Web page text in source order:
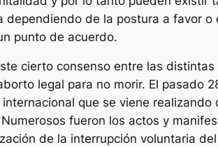
dependiendo de la postura a favor
punto de acuerdo.
cierto consenso entre las
legal para no morir. El pasado
que se viene
fueron los actos y
de la interrupción voluntaria